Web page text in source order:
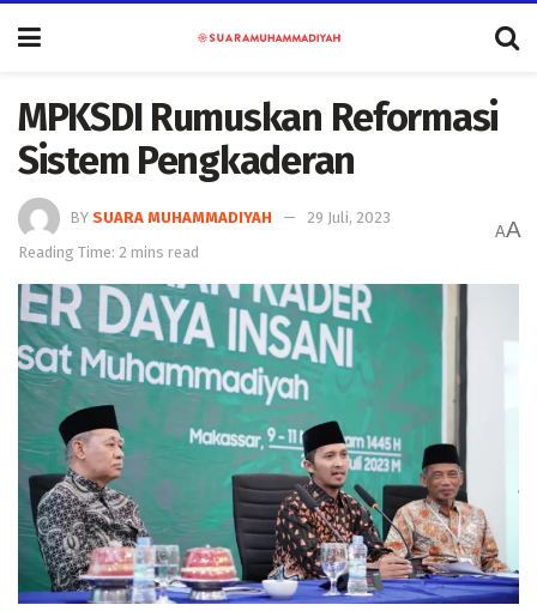
MPKSDI Rumuskan Reformasi
Sistem Pengkaderan
BY SUARA MUHAMMADIYAH
29 Juli, 2023
Reading Time: 2 mins read
AA